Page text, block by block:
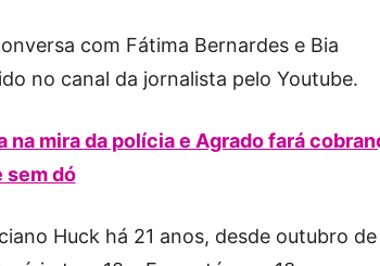
com Fátima Bernardes e Bia
no canal da jornalista pelo Youtube.
na mira da polícia e Agrado fará
sem dó
Huck há 21 anos, desde outubro de